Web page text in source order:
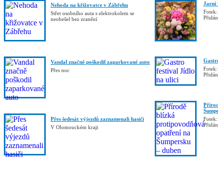
Nehoda na křižovatce v Zábřehu
Střet osobního auta s elektrokolem se
neobešel bez zranění
Vandal značně poškodil zaparkované auto
Přes noc
Přes šedesát výjezdů zaznamenali hasiči
V Olomouckém kraji
Jarní